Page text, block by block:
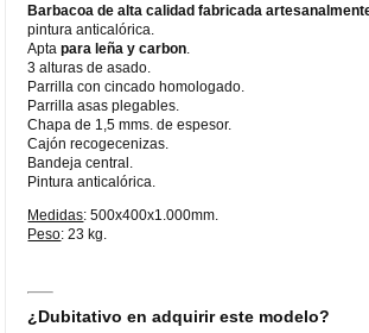
Barbacoa de alta calidad fabricada
pintura anticalórica.
Aptapara leña y carbon
3 alturas de asado.
Parrilla con cincado homologado.
Parrilla asas plegables.
Chapa de 1,5 mms. de espesor.
Cajón recogecenizas.
Bandeja central.
Pintura anticalórica.
Medidas: 500x400x1.000mm.
Peso: 23 kg.
¿Dubitativo en adquirir este modelo?